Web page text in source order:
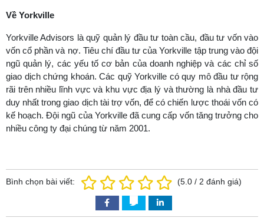
Về Yorkville
Yorkville Advisors là quỹ quản lý đầu tư toàn cầu, đầu tư vốn vào
vốn cổ phần và nợ. Tiêu chí đầu tư của Yorkville tập trung vào đội
ngũ quản lý, các yếu tố cơ bản của doanh nghiệp và các chỉ số
giao dịch chứng khoán. Các quỹ Yorkville có quy mô đầu tư rộng
rãi trên nhiều lĩnh vực và khu vực địa lý và thường là nhà đầu tư
duy nhất trong giao dịch tài trợ vốn, để có chiến lược thoái vốn có
kế hoạch. Đội ngũ của Yorkville đã cung cấp vốn tăng trưởng cho
nhiều công ty đại chúng từ năm 2001.
Bình chọn bài viết: (5.0 / 2 đánh giá)